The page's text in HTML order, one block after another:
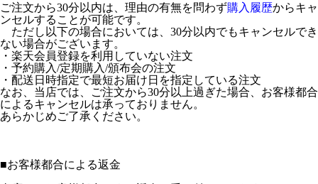
ご注文から30分以内は、理由の有無を問わず購入履歴からキャ
ンセルすることが可能です。
ただし以下の場合においては、30分以内でもキャンセルでき
ない場合がございます。
・楽天会員登録を利用していない注文
・予約購入/定期購入/頒布会の注文
・配送日時指定で最短お届け日を指定している注文
なお、当店では、ご注文から30分以上過ぎた場合、お客様都合
によるキャンセルは承っておりません。
あらかじめご了承ください。
■お客様都合による返金